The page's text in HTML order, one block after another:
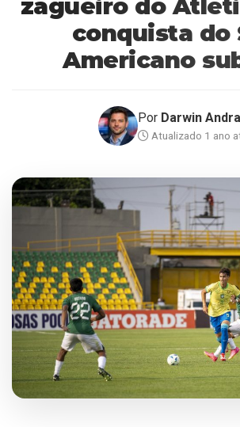
zagueiro do
conquista do
Americano
Por Darwin
Atualizado 1 ano